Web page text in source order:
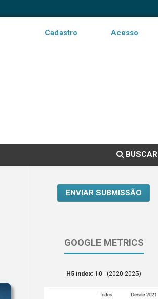
BUSCAR
Cadastro Acesso
ENVIAR SUBMISSÃO
GOOGLE METRICS
H5 index: 10 - (2020-2025)